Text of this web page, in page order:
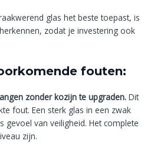
glas het beste toepast, is
zodat je investering ook
fouten:
zonder kozijn te upgraden. Dit
fout. Een sterk glas in een zwak
gevoel van veiligheid. Het complete
zijn.